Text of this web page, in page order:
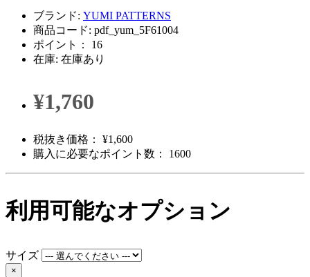
ブランド: YUMI PATTERNS
商品コード: pdf_yum_5F61004
ポイント： 16
在庫: 在庫あり
¥1,760
税抜き価格： ¥1,600
購入に必要なポイント数： 1600
利用可能なオプション
サイズ
×